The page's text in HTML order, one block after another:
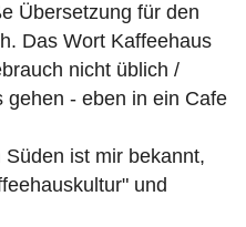
Übersetzung für den
Das Wort Kaffeehaus
nicht üblich /
gehen - eben in ein Cafe
ist mir bekannt,
und